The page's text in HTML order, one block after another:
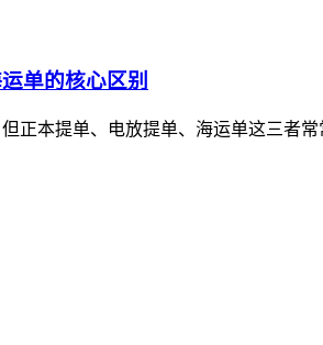
单的核心区别
正本提单、电放提单、海运单这三